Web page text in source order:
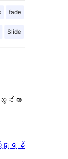
fade
Slide
ထား
ည့်ရှုရန်